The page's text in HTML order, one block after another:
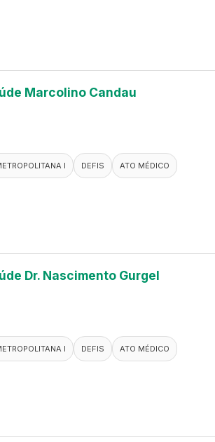
Marcolino Candau
I DEFIS ATO MÉDICO
Dr. Nascimento Gurgel
I DEFIS ATO MÉDICO